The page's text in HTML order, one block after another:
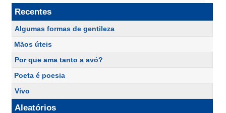
Recentes
Algumas formas de gentileza
Mãos úteis
Por que ama tanto a avó?
Poeta é poesia
Vivo
Aleatórios